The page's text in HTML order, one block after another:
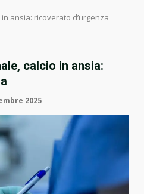
ansia: ricoverato d’urgenza
calcio in ansia:
2025